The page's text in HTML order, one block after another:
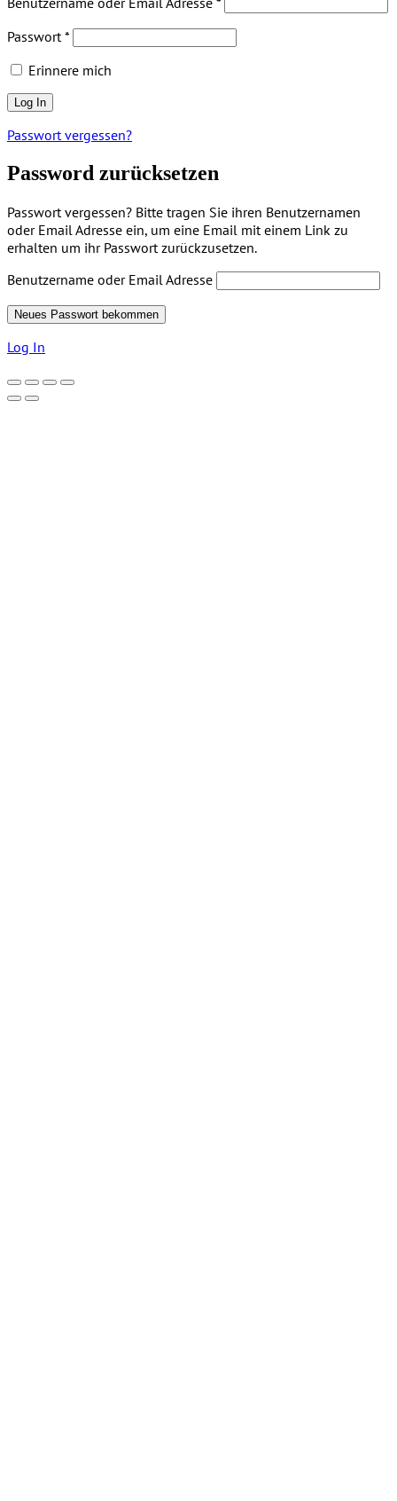
Passwort*
Erinnere mich
Passwort vergessen?
Password zurücksetzen
Passwort vergessen? Bitte tragen Sie ihren Benutzernamen
oder Email Adresse ein, um eine Email mit einem Link zu
erhalten um ihr Passwort zurückzusetzen.
Benutzername oder Email Adresse
Log In